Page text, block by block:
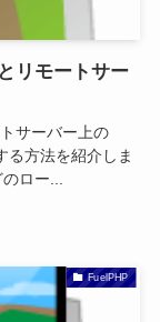
リモートサー
サーバー上の
る方法を紹介しま
ロー...
FuelPHP